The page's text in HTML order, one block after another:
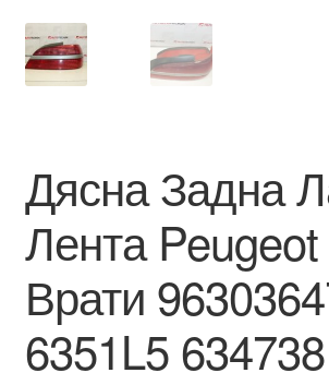
Правила и условия
Разгледайте
Транспорт
Дясна Задна
Лента
Врати
6351L5 634738